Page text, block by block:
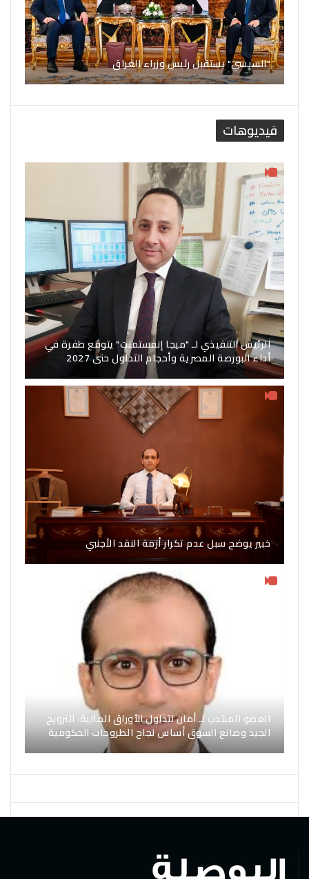
"السيسي" يستقبل رئيس وزراء العراق
فيديوهات
الرئيس التنفيذي لـ "ميجا إنفستمنت" يتوقع طفرة في
أداء البورصة المصرية وأحجام التداول حتى 2027
خبير يوضح سبل عدم تكرار أزمة النقد الأجنبي
العضو المنتدب لـ أمان لتداول الأوراق المالية: الترويج
الجيد وصانع السوق أساس نجاح الطروحات الحكومية